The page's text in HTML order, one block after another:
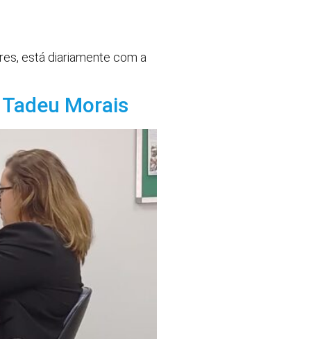
está diariamente com a
Morais